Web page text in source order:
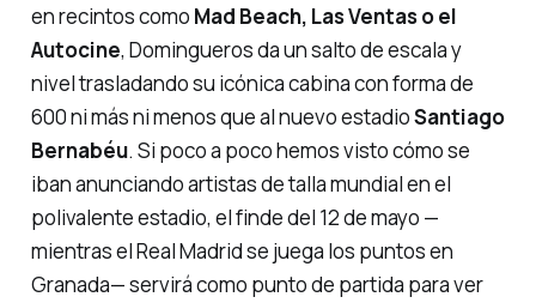
en recintos como Mad Beach, Las Ventas o el
Autocine, Domingueros da un salto de escala y
nivel trasladando su icónica cabina con forma de
600 ni más ni menos que al nuevo estadioSantiago
Bernabéu. Si poco a poco hemos visto cómo se
iban anunciando artistas de talla mundial en el
polivalente estadio, el finde del 12 de mayo —
mientras el Real Madrid se juega los puntos en
Granada— servirá como punto de partida para ver